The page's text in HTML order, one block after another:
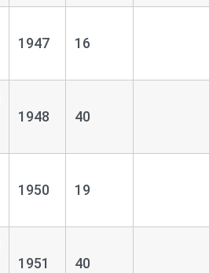
1947 16
1948 40
1950 19
1951 40